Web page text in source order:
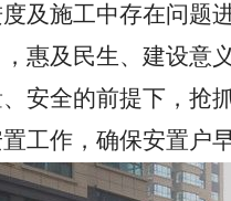
及施工中存在问题
惠及民生、建设意
安全的前提下，抢
工作，确保安置户